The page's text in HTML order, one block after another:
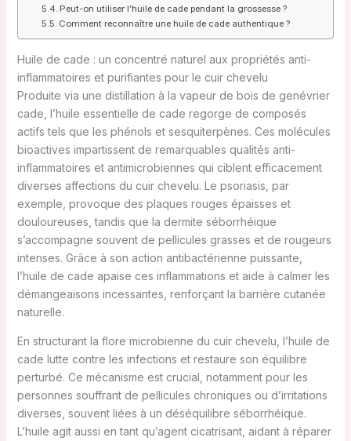
Peut-on utiliser l’huile de cade pendant la grossesse ?
Comment reconnaître une huile de cade authentique ?
Huile de cade : un concentré naturel aux propriétés anti-
inflammatoires et purifiantes pour le cuir chevelu
Produite via une distillation à la vapeur de bois de genévrier
cade, l’huile essentielle de cade regorge de composés
actifs tels que les phénols et sesquiterpènes. Ces molécules
bioactives impartissent de remarquables qualités anti-
inflammatoires et antimicrobiennes qui ciblent efficacement
diverses affections du cuir chevelu. Le psoriasis, par
exemple, provoque des plaques rouges épaisses et
douloureuses, tandis que la dermite séborrhéique
s’accompagne souvent de pellicules grasses et de rougeurs
intenses. Grâce à son action antibactérienne puissante,
l’huile de cade apaise ces inflammations et aide à calmer les
démangeaisons incessantes, renforçant la barrière cutanée
naturelle.
En structurant la flore microbienne du cuir chevelu, l’huile de
cade lutte contre les infections et restaure son équilibre
perturbé. Ce mécanisme est crucial, notamment pour les
personnes souffrant de pellicules chroniques ou d’irritations
diverses, souvent liées à un déséquilibre séborrhéique.
L’huile agit aussi en tant qu’agent cicatrisant, aidant à réparer